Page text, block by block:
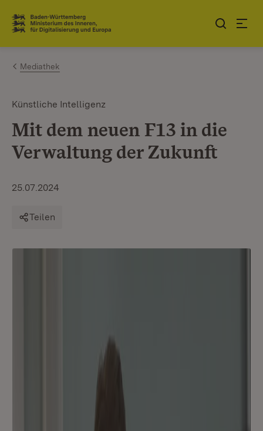
Zum Inhalt springen
Link zur Startseite
Mediathek
Künstliche Intelligenz
Mit dem neuen F13 in die
Verwaltung der Zukunft
25.07.2024
Teilen